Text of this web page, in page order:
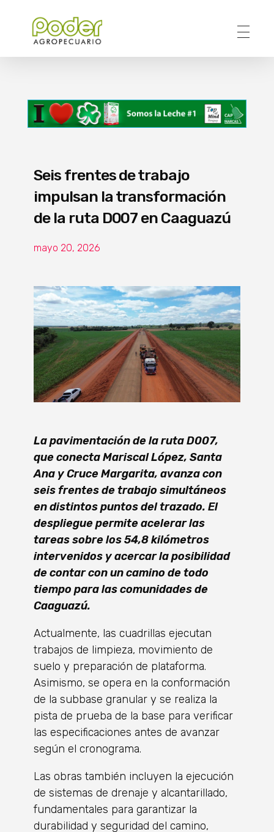
Seis frentes de trabajo
impulsan la transformación
de la ruta D007 en Caaguazú
mayo 20, 2026
​La pavimentación de la ruta D007,
que conecta Mariscal López, Santa
Ana y Cruce Margarita, avanza con
seis frentes de trabajo simultáneos
en distintos puntos del trazado. El
despliegue permite acelerar las
tareas sobre los 54,8 kilómetros
intervenidos y acercar la posibilidad
de contar con un camino de todo
tiempo para las comunidades de
Caaguazú.
​Actualmente, las cuadrillas ejecutan
trabajos de limpieza, movimiento de
suelo y preparación de plataforma.
Asimismo, se opera en la conformación
de la subbase granular y se realiza la
pista de prueba de la base para verificar
las especificaciones antes de avanzar
según el cronograma.
​Las obras también incluyen la ejecución
de sistemas de drenaje y alcantarillado,
fundamentales para garantizar la
durabilidad y seguridad del camino,